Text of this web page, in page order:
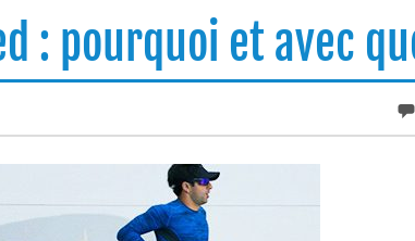
: pourquoi et avec